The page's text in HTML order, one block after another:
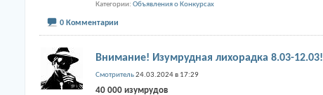
Категории Объявления о Конкурсах
0 Комментарии
Внимание! Изумрудная лихорадка 8.03-12.03!
Смотритель24.03.2024 в 17:29
40 000 изумрудов